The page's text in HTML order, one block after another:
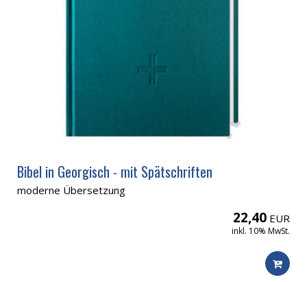
Bibel in Georgisch - mit Spätschriften
moderne Übersetzung
22,40 EUR
inkl. 10% MwSt.